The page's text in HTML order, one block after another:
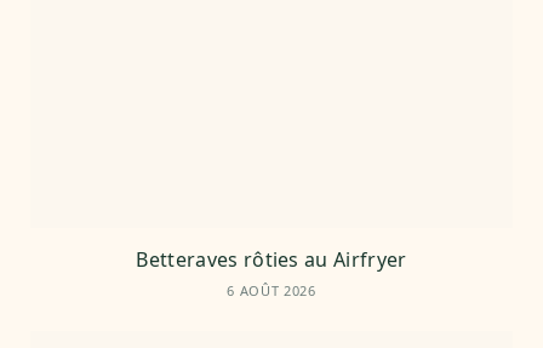
Betteraves rôties au Airfryer
6 AOÛT 2026